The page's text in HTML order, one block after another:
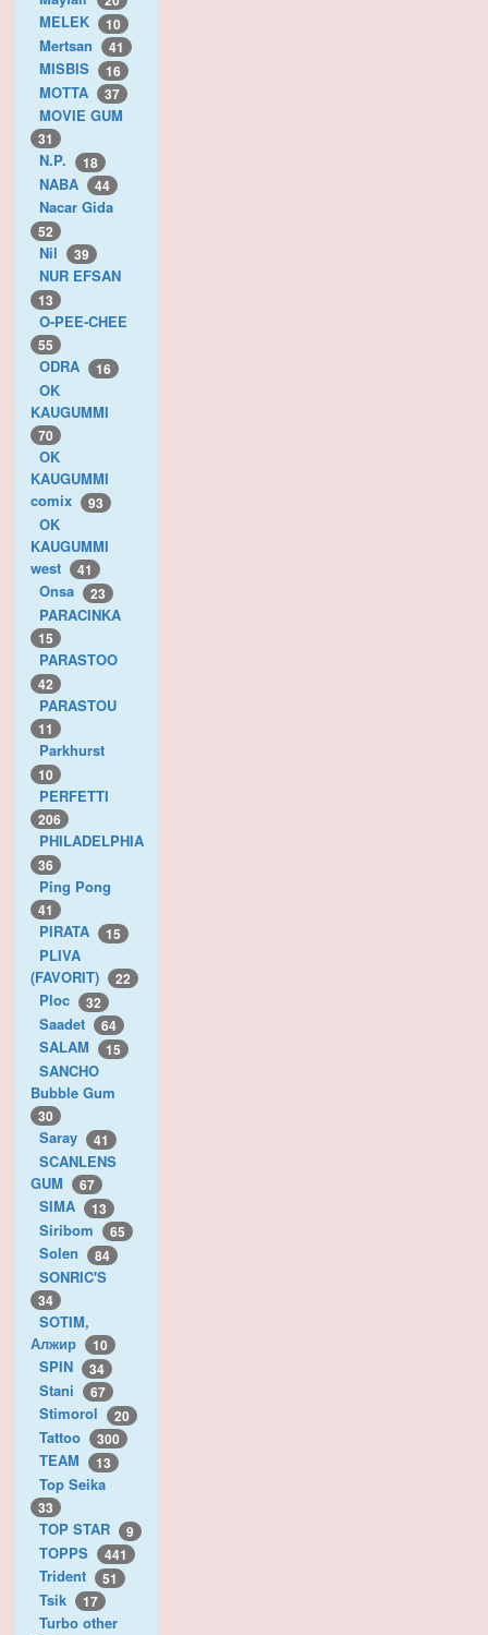
MELEK 10
Mertsan 41
MISBIS 16
MOTTA 37
MOVIE GUM
31
N.P. 18
NABA 44
Nacar Gida
52
Nil 39
NUR EFSAN
13
O-PEE-CHEE
55
ODRA 16
OK
KAUGUMMI
70
OK
KAUGUMMI
comix
93
OK
KAUGUMMI
west
41
Onsa 23
PARACINKA
15
PARASTOO
42
PARASTOU
11
Parkhurst
10
PERFETTI
206
PHILADELPHIA
36
Ping Pong
41
PIRATA 15
PLIVA
(FAVORIT)
22
Ploc 32
Saadet 64
SALAM 15
SANCHO
Bubble Gum
30
Saray 41
SCANLENS
GUM
67
SIMA 13
Siribom 65
Solen 84
SONRIC'S
34
SOTIM,
Алжир
10
SPIN 34
Stani 67
Stimorol 20
Tattoo 300
TEAM 13
Top Seika
33
TOP STAR 9
TOPPS 441
Trident 51
Tsik 17
Turbo other